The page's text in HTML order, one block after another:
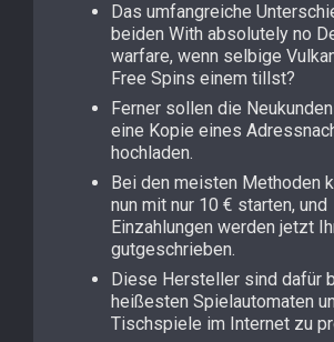
Das umfangreiche
beiden With absolutely no
warfare, wenn selbige
Free Spins einem tillst?
Ferner sollen die
eine Kopie eines
hochladen.
Bei den meisten Methoden
nun mit nur 10 € starten, und
Einzahlungen werden jetzt
gutgeschrieben.
Diese Hersteller sind dafür
heißesten Spielautomaten
Tischspiele im Internet zu